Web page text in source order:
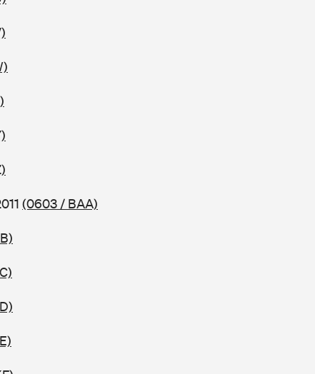
(0603 / BAA)